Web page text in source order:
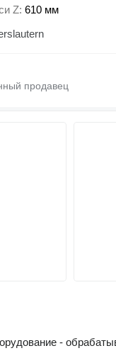
Z 610 мм
-